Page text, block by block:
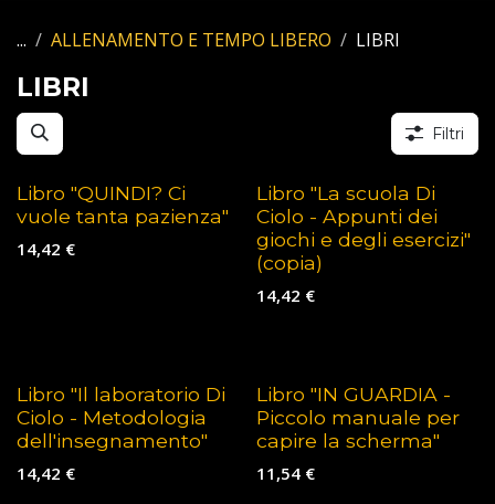
... ALLENAMENTO E TEMPO LIBERO LIBRI
LIBRI
Filtri
Libro "QUINDI? Ci
vuole tanta pazienza"
14,42 €
Libro "La scuola Di
Ciolo - Appunti dei
giochi e degli esercizi"
(copia)
14,42 €
Libro "Il laboratorio Di
Ciolo - Metodologia
dell'insegnamento"
14,42 €
Libro "IN GUARDIA -
Piccolo manuale per
capire la scherma"
11,54€